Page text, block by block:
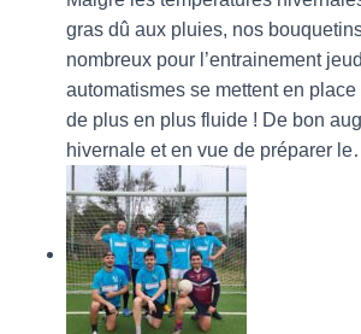
gras dû aux pluies, nos
nombreux pour l’entrainement
automatismes se mettent en
de plus en plus fluide ! De bon
hivernale et en vue de préparer